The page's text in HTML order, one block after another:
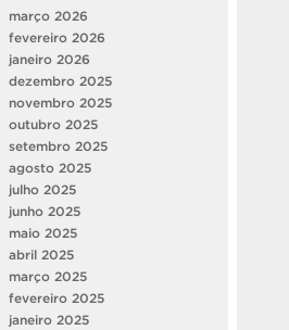
março 2026
fevereiro 2026
janeiro 2026
dezembro 2025
novembro 2025
outubro 2025
setembro 2025
agosto 2025
julho 2025
junho 2025
maio 2025
abril 2025
março 2025
fevereiro 2025
janeiro 2025